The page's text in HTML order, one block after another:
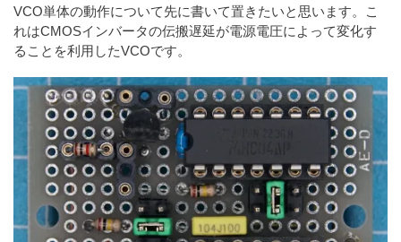
VCO単体の動作について先に書いて置きたいと思います。こ
れはCMOSインバータの伝搬遅延が電源電圧によって変化す
ることを利用したVCOです。